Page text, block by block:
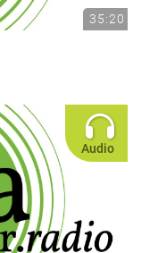
35:20
Audio